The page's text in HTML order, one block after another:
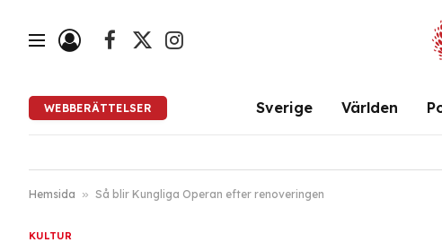
Facebook
X
Instagram
WEBBERÄTTELSER Sverige Världen
Hemsida » Så blir Kungliga Operan efter renoveringen
KULTUR